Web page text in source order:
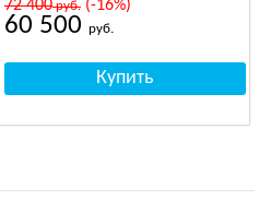
72 400руб.(-16%)
60 500 руб.